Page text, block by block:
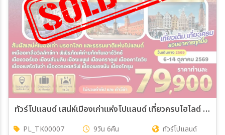
ทัวร์โปแลนด์ เสน่ห์เมืองเก่าแห่งโปแลนด์ เที่ยวครบไฮไลต์ 9วัน 6คืน (TK)
PL_TK00007 9วัน 6คืน
ทัวร์โปแลนด์